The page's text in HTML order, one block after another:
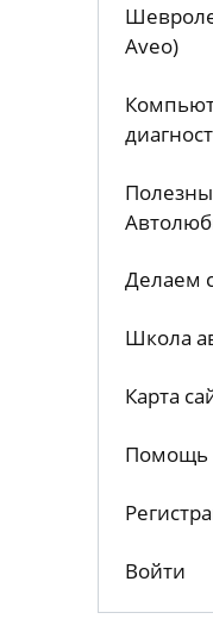
Aveo)
Делаем
Школа
Карта
Помощь
Войти